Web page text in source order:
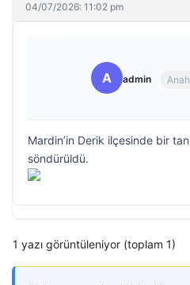
04/07/2026: 11:02 pm
A admin
Mardin’in Derik ilçesinde bir
söndürüldü.
1 yazı görüntüleniyor (toplam 1)